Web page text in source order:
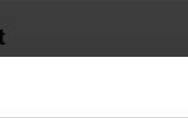
Energieeffiziente